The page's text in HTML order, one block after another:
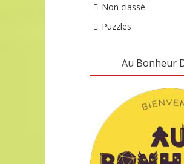
Non classé
Puzzles
Au Bonheur